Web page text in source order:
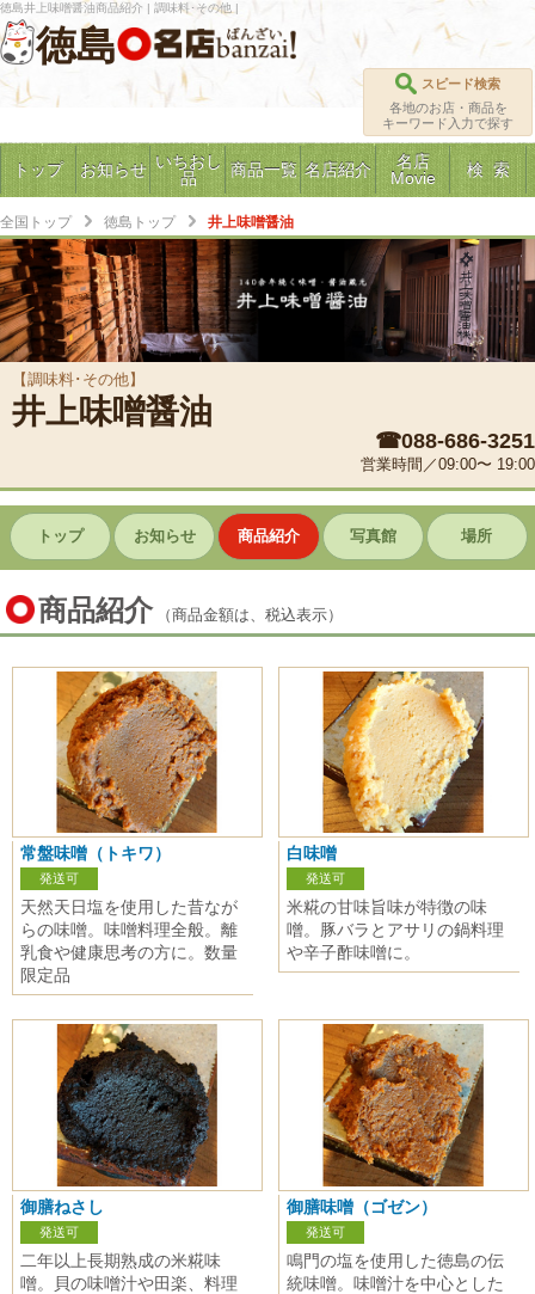
徳島井上味噌醤油商品紹介 | 調味料･その他 |
徳島
スピード検索
各地のお店・商品を
キーワード入力で探す
トップ お知らせ いちおし
品
商品一覧 名店紹介
名店
Movie
検 索
全国トップ 徳島トップ 井上味噌醤油
【調味料･その他】
井上味噌醤油
☎088-686-3251
営業時間／09:00〜 19:00
トップ お知らせ 商品紹介 写真館 場所
商品紹介 （商品金額は、税込表示）
常盤味噌（トキワ）
発送可
天然天日塩を使用した昔なが
らの味噌。味噌料理全般。離
乳食や健康思考の方に。数量
限定品
白味噌
発送可
米糀の甘味旨味が特徴の味
噌。豚バラとアサリの鍋料理
や辛子酢味噌に。
御膳ねさし
発送可
二年以上長期熟成の米糀味
噌。貝の味噌汁や田楽、料理
御膳味噌（ゴゼン）
発送可
鳴門の塩を使用した徳島の伝
統味噌。味噌汁を中心とした